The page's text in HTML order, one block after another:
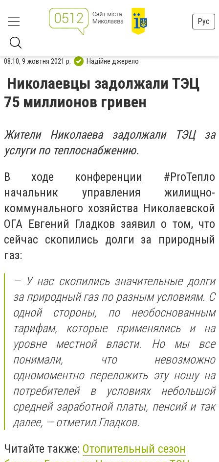
Рус
08:10, 9 жовтня 2021 р. Надійне джерело
Николаевцы задолжали ТЭЦ
75 миллионов гривен
Жители Николаева задолжали ТЭЦ за
услуги по теплоснабжению.
В ходе конференции #ProТепло
начальник управления жилищно-
коммунального хозяйства Николаевской
ОГА Евгений Гладков заявил о том, что
сейчас скопились долги за природный
газ:
— У нас скопились значительные долги
за природный газ по разным условиям. С
одной стороны, по необоснованным
тарифам, которые применялись и на
уровне местной власти. Но мы все
понимали, что невозможно
одномоментно переложить эту ношу на
потребителей в условиях небольшой
средней заработной платы, пенсий и так
далее, — отметил Гладков.
Читайте также: Отопительный сезон